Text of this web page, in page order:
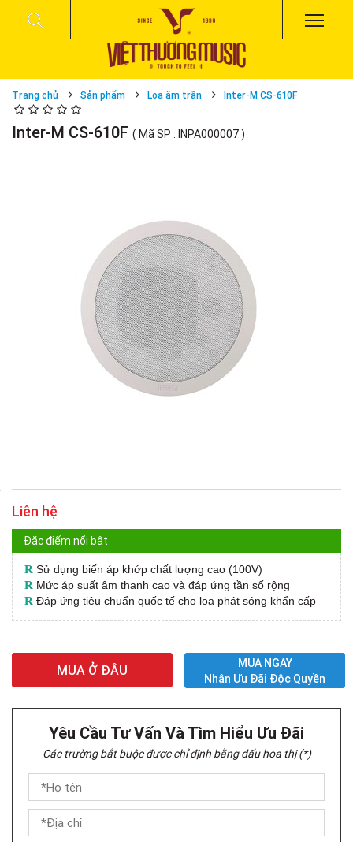
Trang chủ Sản phẩm Loa âm trần Inter-M CS-610F
Inter-M CS-610F ( Mã SP : INPA000007 )
Liên hệ
Đặc điểm nổi bật
R Sử dụng biến áp khớp chất lượng cao (100V)
R Mức áp suất âm thanh cao và đáp ứng tần số rộng
R Đáp ứng tiêu chuẩn quốc tế cho loa phát sóng khẩn cấp
MUA Ở ĐÂU
MUA NGAY
Nhận Ưu Đãi Độc Quyền
Yêu Cầu Tư Vấn Và Tìm Hiểu Ưu Đãi
Các trường bắt buộc được chỉ định bằng dấu hoa thị (*)